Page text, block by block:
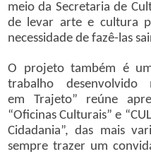
meio da Secretaria de
de levar arte e cultura
necessidade de fazê-las
O projeto também é
trabalho
em Trajeto” reúne
“Oficinas Culturais” e
Cidadania”, das mais
sempre trazer um